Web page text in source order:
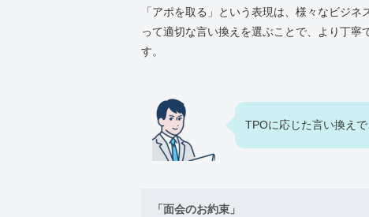
「アポを取る」という表現は、様々なビジ
って適切な言い換えを選ぶことで、より丁寧
す。
TPOに応じた言い換え
「面会のお約束」